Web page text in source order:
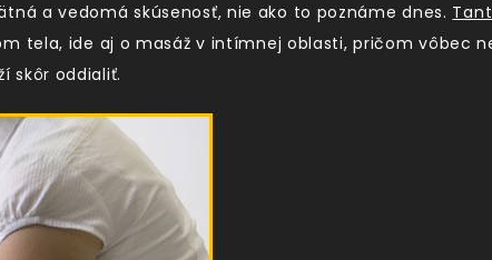
a vedomá skúsenosť, nie ako to poznáme dnes.
tela, ide aj o masáž v intímnej oblasti, pričom vôbec
skôr oddialiť.